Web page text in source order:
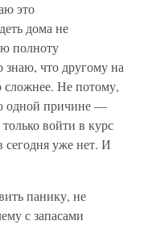
это
дома не
полноту
знаю, что другому на
сложнее. Не потому,
одной причине —
войти в курс
сегодня уже нет. И
панику, не
с запасами